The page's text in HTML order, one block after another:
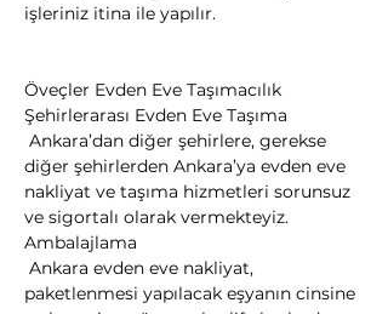
işleriniz itina ile yapılır.
Öveçler Evden Eve Taşımacılık
Şehirlerarası Evden Eve Taşıma
diğer şehirlerden Ankara’ya evden eve
nakliyat ve taşıma hizmetleri sorunsuz
ve sigortalı olarak vermekteyiz.
Ambalajlama
paketlenmesi yapılacak eşyanın cinsine